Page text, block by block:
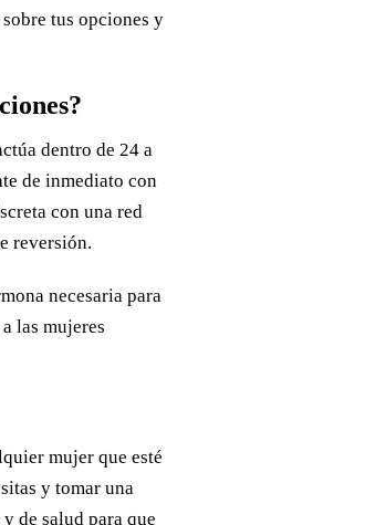
tus opciones y
dentro de 24 a
de inmediato con
con una red
reversión.
necesaria para
las mujeres
mujer que esté
y tomar una
de salud para que